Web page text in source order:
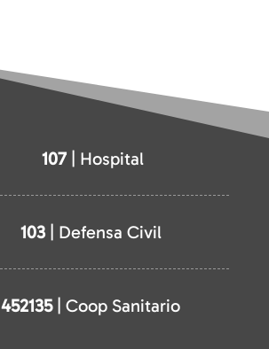
107| Hospital
103| Defensa Civil
452135| Coop Sanitario